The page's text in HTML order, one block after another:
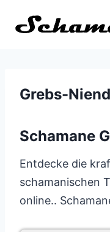
Inhalt
Grebs-
Schamane
Entdecke die
schamanischen
online..